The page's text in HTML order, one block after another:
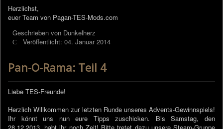
Herzlichst,
euer Team von Pagan-TES-Mods.com
Geschrieben von Dunkelherz
Veröffentlicht: 04. Januar 2014
Pan-O-Rama: Teil 4
Liebe TES-Freunde!
Herzlich Willkommen zur letzten Runde unseres Advents-Gewinnspiels!
Ihr könnt uns nun eure Tipps zuschicken. Bis Samstag, den